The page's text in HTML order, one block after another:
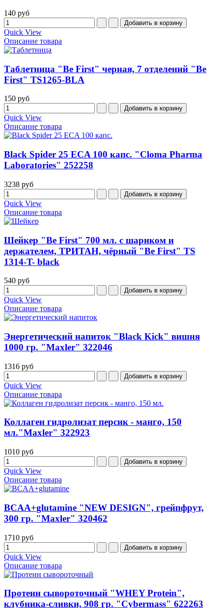
140 руб
Quick View
Описание товара
Таблетница "Be First" черная, 7 отделений "Be
First" TS1265-BLA
150 руб
Quick View
Описание товара
Black Spider 25 ECA 100 капс. "Cloma Pharma
Laboratories" 252258
3238 руб
Quick View
Описание товара
Шейкер "Be First" 700 мл. с шариком и
держателем, ТРИТАН, чёрный "Be First" TS
1314-T- black
540 руб
Quick View
Описание товара
Энергетический напиток "Black Kick" вишня
1000 гр. "Maxler" 322046
1316 руб
Quick View
Описание товара
Коллаген гидролизат персик - манго, 150
мл."Maxler" 322923
1010 руб
Quick View
Описание товара
BCAA+glutamine "NEW DESIGN", грейпфрут,
300 гр. "Maxler" 320462
1710 руб
Quick View
Описание товара
Протеин сывороточный "WHEY Protein",
клубника-сливки, 908 гр. "Cybermass" 622263